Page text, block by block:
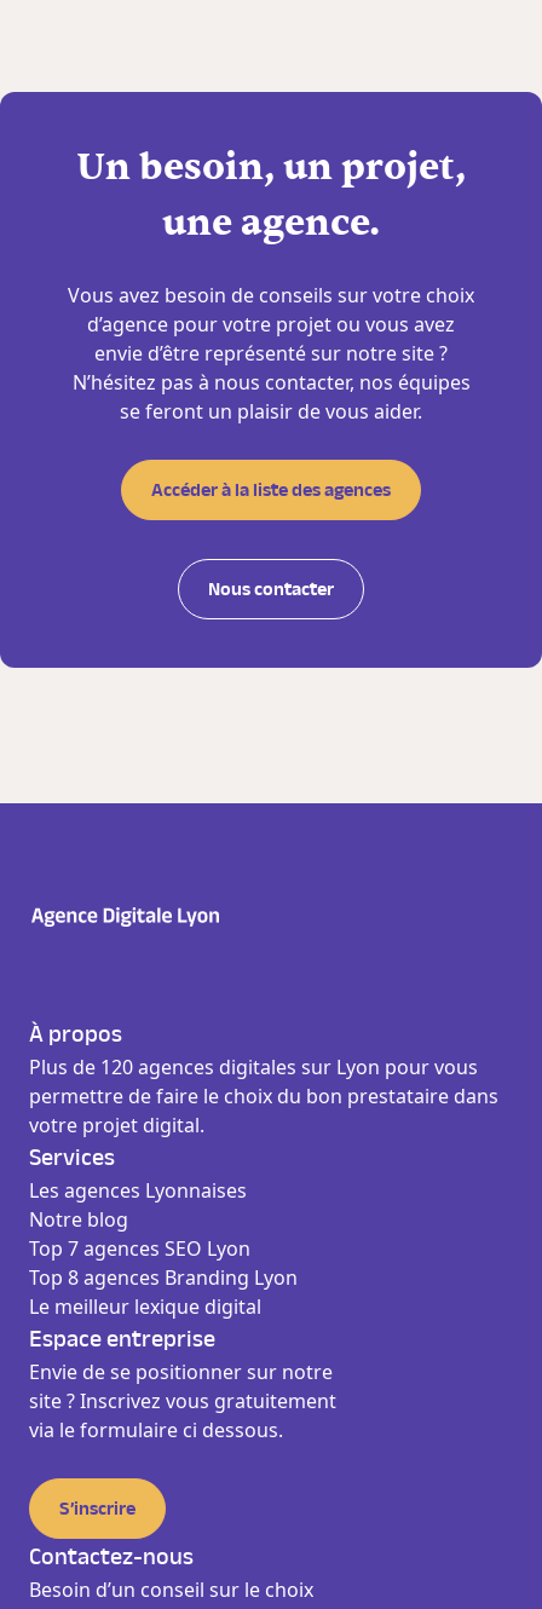
Un besoin, un projet,
une agence.
Vous avez besoin de conseils sur votre choix
d’agence pour votre projet ou vous avez
envie d’être représenté sur notre site ?
N’hésitez pas à nous contacter, nos équipes
se feront un plaisir de vous aider.
Accéder à la liste des agences
Nous contacter
À propos
Plus de 120 agences digitales sur Lyon pour vous
permettre de faire le choix du bon prestataire dans
votre projet digital.
Services
Les agences Lyonnaises
Notre blog
Top 7 agences SEO Lyon
Top 8 agences Branding Lyon
Le meilleur lexique digital
Espace entreprise
Envie de se positionner sur notre
site ? Inscrivez vous gratuitement
via le formulaire ci dessous.
S’inscrire
Contactez-nous
Besoin d’un conseil sur le choix